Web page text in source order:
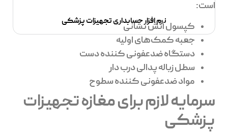
نرم افزار حسابداری تجهیزات پزشکی
است:
کپسول آتش نشانی
جعبه کمک‌های اولیه
دستگاه ضدعفونی کننده دست
سطل زباله پدالی درب دار
مواد ضدعفونی کننده سطوح
سرمایه لازم برای مغازه تجهیزات
پزشکی